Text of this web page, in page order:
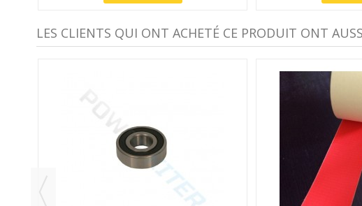
LES CLIENTS QUI ONT ACHETÉ CE PRODUIT ONT